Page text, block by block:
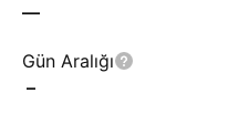
—
Gün Aralığı
–